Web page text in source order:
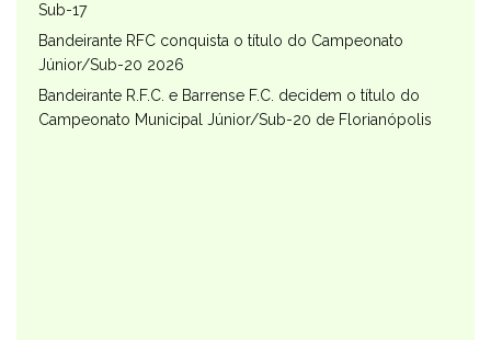
Sub-17
Bandeirante RFC conquista o título do Campeonato
Júnior/Sub-20 2026
Bandeirante R.F.C. e Barrense F.C. decidem o título do
Campeonato Municipal Júnior/Sub-20 de Florianópolis